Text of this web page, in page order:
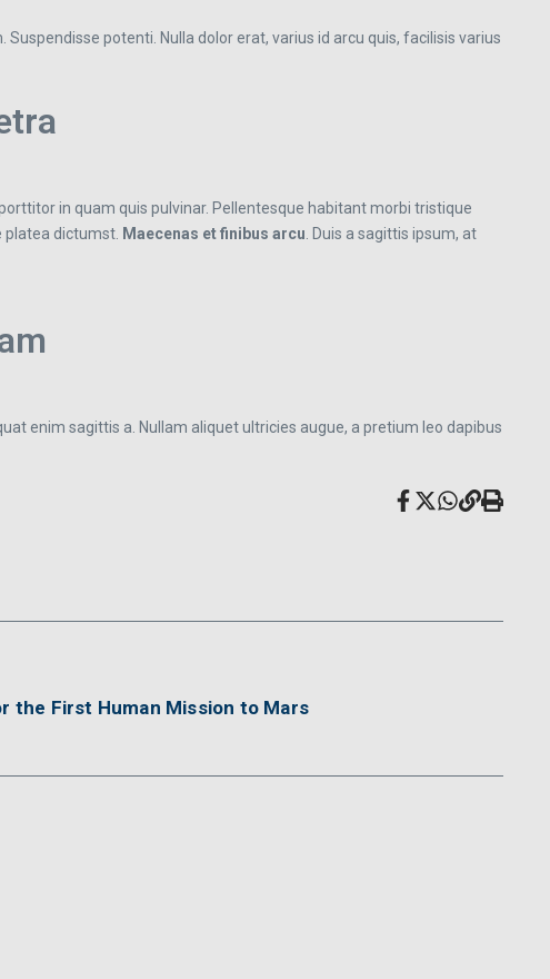
potenti. Nulla dolor erat, varius id arcu quis, facilisis varius
in quam quis pulvinar. Pellentesque habitant morbi tristique
platea dictumst. Maecenas et finibus arcu. Duis a sagittis ipsum, at
enim sagittis a. Nullam aliquet ultricies augue, a pretium leo dapibus
the First Human Mission to Mars